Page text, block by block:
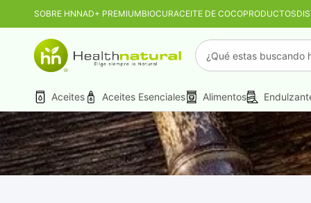
SOBRE HNNAD+ PREMIUMBIOCURACEITE DE COCOPRODUCTOS
Aceites Aceites Esenciales Alimentos
PROMO